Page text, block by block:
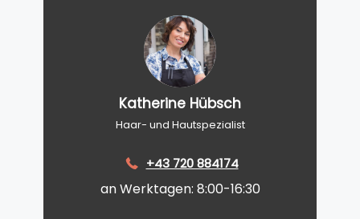
Katherine Hübsch
Haar- und Hautspezialist
+43 720 884174
an Werktagen: 8:00-16:30